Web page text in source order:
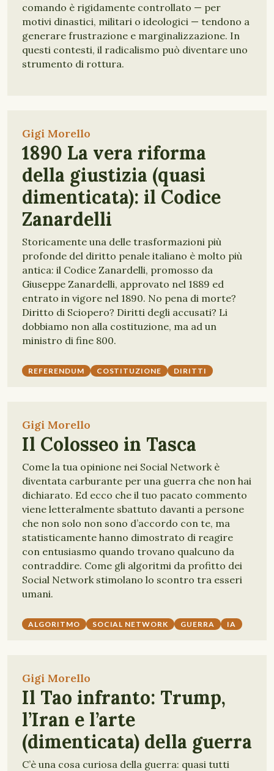
comando è rigidamente controllato — per
motivi dinastici, militari o ideologici — tendono a
generare frustrazione e marginalizzazione. In
questi contesti, il radicalismo può diventare uno
strumento di rottura.
Gigi Morello
1890 La vera riforma
della giustizia (quasi
dimenticata): il Codice
Zanardelli
Storicamente una delle trasformazioni più
profonde del diritto penale italiano è molto più
antica: il Codice Zanardelli, promosso da
Giuseppe Zanardelli, approvato nel 1889 ed
entrato in vigore nel 1890. No pena di morte?
Diritto di Sciopero? Diritti degli accusati? Li
dobbiamo non alla costituzione, ma ad un
ministro di fine 800.
REFERENDUM COSTITUZIONE DIRITTI
Gigi Morello
Il Colosseo in Tasca
Come la tua opinione nei Social Network è
diventata carburante per una guerra che non hai
dichiarato. Ed ecco che il tuo pacato commento
viene letteralmente sbattuto davanti a persone
che non solo non sono d’accordo con te, ma
statisticamente hanno dimostrato di reagire
con entusiasmo quando trovano qualcuno da
contraddire. Come gli algoritmi da profitto dei
Social Network stimolano lo scontro tra esseri
umani.
ALGORITMO SOCIAL NETWORK GUERRA IA
Gigi Morello
Il Tao infranto: Trump,
l’Iran e l’arte
(dimenticata) della guerra
C’è una cosa curiosa della guerra: quasi tutti